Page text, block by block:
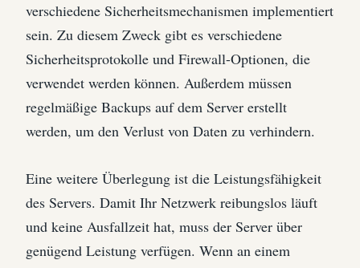
verschiedene Sicherheitsmechanismen implementiert
sein. Zu diesem Zweck gibt es verschiedene
Sicherheitsprotokolle und Firewall-Optionen, die
verwendet werden können. Außerdem müssen
regelmäßige Backups auf dem Server erstellt
werden, um den Verlust von Daten zu verhindern.
Eine weitere Überlegung ist die Leistungsfähigkeit
des Servers. Damit Ihr Netzwerk reibungslos läuft
und keine Ausfallzeit hat, muss der Server über
genügend Leistung verfügen. Wenn an einem